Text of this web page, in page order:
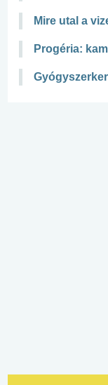
Mire utal a
Progéria: